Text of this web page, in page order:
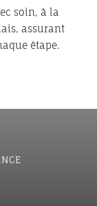
soin, à la
assurant
étape.